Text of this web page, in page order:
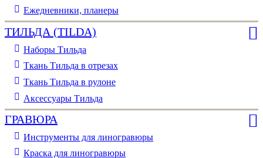
Ежедневники, планеры
ТИЛЬДА (TILDA)
Наборы Тильда
Ткань Тильда в отрезах
Ткань Тильда в рулоне
Аксессуары Тильда
ГРАВЮРА
Инструменты для линогравюры
Краска для линогравюры